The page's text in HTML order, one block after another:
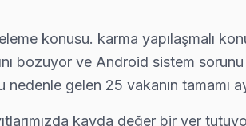
14 36 numarasını arayıp randevu
konusu. karma yapılaşmalı
bozuyor ve Android sistem
gelen 25 vakanın tamamı
kayda değer bir yer